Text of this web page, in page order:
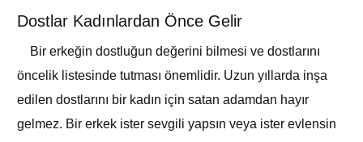
Dostlar Kadınlardan Önce Gelir
Bir erkeğin dostluğun değerini bilmesi ve dostlarını
öncelik listesinde tutması önemlidir. Uzun yıllarda inşa
edilen dostlarını bir kadın için satan adamdan hayır
gelmez. Bir erkek ister sevgili yapsın veya ister evlensin